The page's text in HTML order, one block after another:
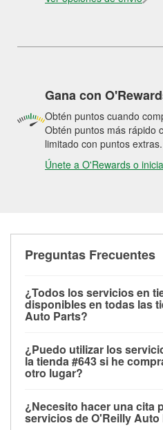
Gana con
Obtén puntos cuando
Obtén puntos más rápido
limitado con puntos extras.
Únete a O'Rewards o
Preguntas Frecuentes
¿Todos los servicios en
disponibles en todas las
Auto Parts?
las pruebas de batería,
motor de arranque, revisión
con O'Reilly VeriScan® e
limpiaparabrisas o
todas las tiendas O'Reilly
¿Puedo utilizar los
la tienda #643 si he
otro lugar?
de O'Reilly Auto Parts que
¿Necesito hacer una cita
servicios de O'Reilly Auto